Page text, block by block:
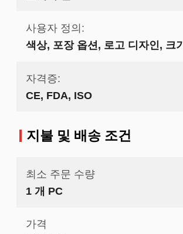
사용자 정의:
색상, 포장 옵션, 로고 디자인, 크기
자격증:
CE, FDA, ISO
지불 및 배송 조건
최소 주문 수량
1 개 PC
가격